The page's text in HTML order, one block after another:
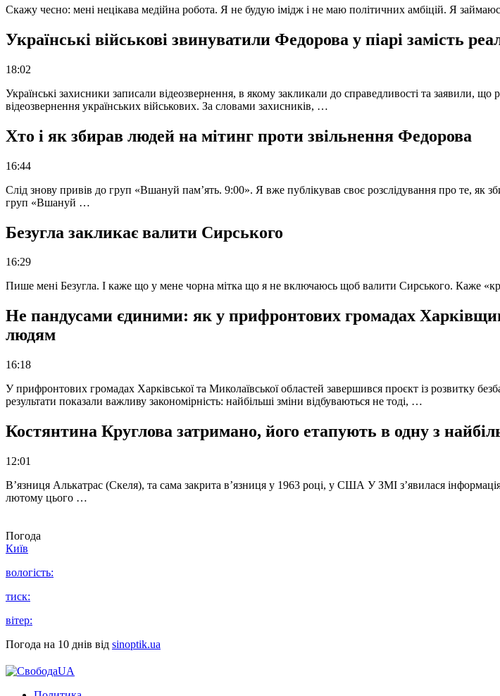
Скажу чесно: мені нецікава медійна робота. Я не будую імідж і не маю політичних амбіцій. Я
Українські військові звинуватили Федорова у піарі замість
18:02
Українські захисники записали відеозвернення, в якому закликали до справедливості та заявили,
відеозвернення українських військових. За словами захисників, …
Хто і як збирав людей на мітинг проти звільнення Федорова
16:44
Слід знову привів до груп «Вшануй пам’ять. 9:00». Я вже публікував своє розслідування про те,
груп «Вшануй …
Безугла закликає валити Сирського
16:29
Пише мені Безугла. І каже що у мене чорна мітка що я не включаюсь щоб валити Сирського. Каже
Не пандусами єдиними: як у прифронтових громадах
людям
16:18
У прифронтових громадах Харківської та Миколаївської областей завершився проєкт із розвитку
результати показали важливу закономірність: найбільші зміни відбуваються не тоді, …
Костянтина Круглова затримано, його етапують в одну з
12:01
В’язниця Алькатрас (Скеля), та сама закрита в’язниця у 1963 році, у США У ЗМІ з’явилася
лютому цього …
Погода
Київ
вологість:
тиск:
вітер:
Погода на 10 днів від sinoptik.ua